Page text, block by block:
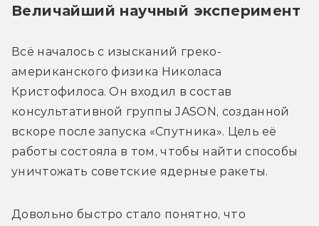
Величайший научный эксперимент
Всё началось с изысканий греко-
американского физика Николаса
Кристофилоса. Он входил в состав
консультативной группы JASON, созданной
вскоре после запуска «Спутника». Цель её
работы состояла в том, чтобы найти способы
уничтожать советские ядерные ракеты.
Довольно быстро стало понятно, что